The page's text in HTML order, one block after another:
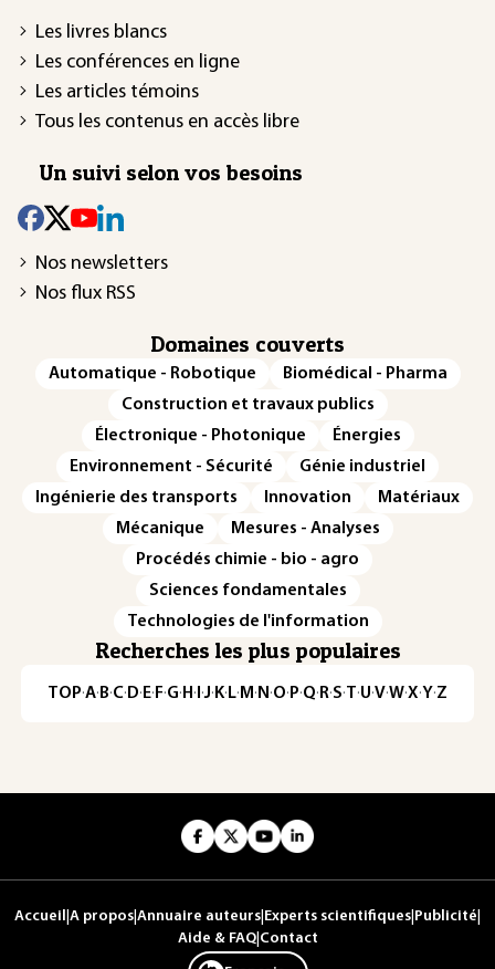
Les livres blancs
Les conférences en ligne
Les articles témoins
Tous les contenus en accès libre
Un suivi selon vos besoins
Nos newsletters
Nos flux RSS
Domaines couverts
Automatique - Robotique
Biomédical - Pharma
Construction et travaux publics
Électronique - Photonique
Énergies
Environnement - Sécurité
Génie industriel
Ingénierie des transports
Innovation
Matériaux
Mécanique
Mesures - Analyses
Procédés chimie - bio - agro
Sciences fondamentales
Technologies de l'information
Recherches les plus populaires
TOP·A·B·C· D· E· F·G· H · ·J· K· L· M · N ·O· P·Q· R·S·T·U·V·W·X·Y·Z
Accueil A propos Annuaire auteurs Experts scientifiques Publicité
Aide & FAQ| Contact